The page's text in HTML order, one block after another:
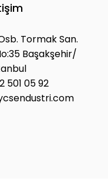
Tormak San.
Başakşehir/
501 05 92